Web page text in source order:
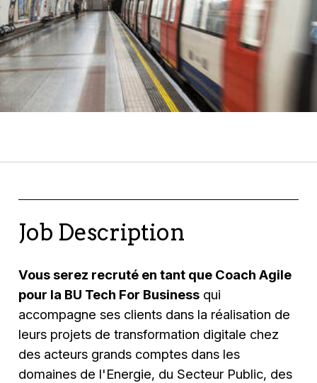
Job Description
Vous serez recruté en tant que Coach Agile
pour la BU Tech For Business qui
accompagne ses clients dans la réalisation de
leurs projets de transformation digitale chez
des acteurs grands comptes dans les
domaines de l'Energie, du Secteur Public, des